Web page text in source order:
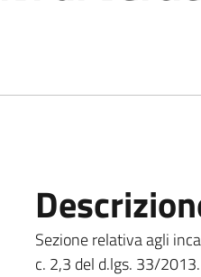
Sezione relativa agli
c. 2,3 del d.lgs. 33/2013.